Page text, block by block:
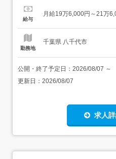
改善手当:8,000円夜勤手当
給与
月給19万6,000円～21万
勤務地
千葉県 八千代市
公開・終了予定日： 2026/08/07 ～
更新日： 2026/08/07
求人